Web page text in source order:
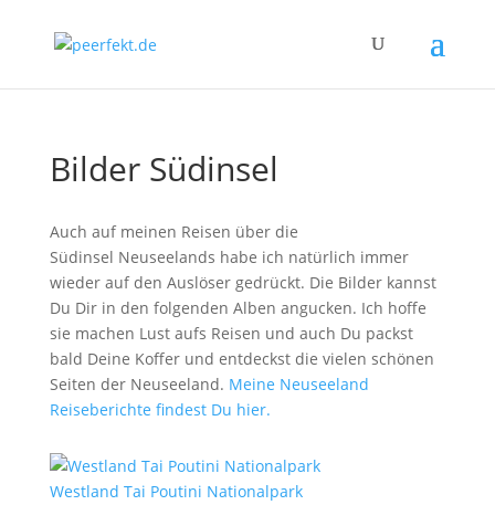
Bilder Südinsel
Auch auf meinen Reisen über die
Südinsel Neuseelands habe ich natürlich immer
wieder auf den Auslöser gedrückt. Die Bilder kannst
Du Dir in den folgenden Alben angucken. Ich hoffe
sie machen Lust aufs Reisen und auch Du packst
bald Deine Koffer und entdeckst die vielen schönen
Seiten der Neuseeland. Meine Neuseeland
Reiseberichte findest Du hier.
Westland Tai Poutini Nationalpark